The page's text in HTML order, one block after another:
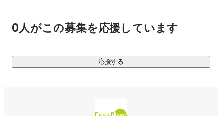
0人がこの募集を応援しています
応援する